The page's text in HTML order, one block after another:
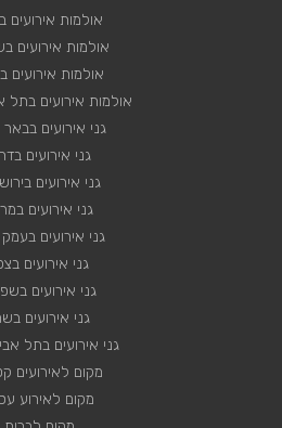
אולמות אירועים
אולמות אירועים
אולמות אירועים
אולמות אירועים בתל
גני אירועים
גני אירועים
גני אירועים
גני אירועים
גני אירועים
גני אירועים
גני אירועים
גני אירועים
גני אירועים בתל
מקום לאירועים
מקום לאירוע